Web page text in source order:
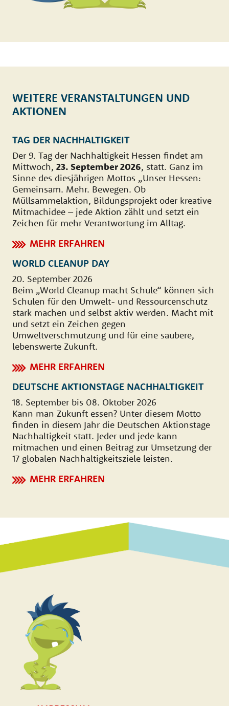
WEITERE VERANSTALTUNGEN UND
AKTIONEN
TAG DER NACHHALTIGKEIT
Der 9. Tag der Nachhaltigkeit Hessen findet am
Mittwoch, 23. September 2026, statt. Ganz im
Sinne des diesjährigen Mottos „Unser Hessen:
Gemeinsam. Mehr. Bewegen. Ob
Müllsammelaktion, Bildungsprojekt oder kreative
Mitmachidee – jede Aktion zählt und setzt ein
Zeichen für mehr Verantwortung im Alltag.
MEHR ERFAHREN
WORLD CLEANUP DAY
20. September 2026
Beim „World Cleanup macht Schule“ können sich
Schulen für den Umwelt- und Ressourcenschutz
stark machen und selbst aktiv werden. Macht mit
und setzt ein Zeichen gegen
Umweltverschmutzung und für eine saubere,
lebenswerte Zukunft.
MEHR ERFAHREN
DEUTSCHE AKTIONSTAGE NACHHALTIGKEIT
18. September bis 08. Oktober 2026
Kann man Zukunft essen? Unter diesem Motto
finden in diesem Jahr die Deutschen Aktionstage
Nachhaltigkeit statt. Jeder und jede kann
mitmachen und einen Beitrag zur Umsetzung der
17 globalen Nachhaltigkeitsziele leisten.
MEHR ERFAHREN